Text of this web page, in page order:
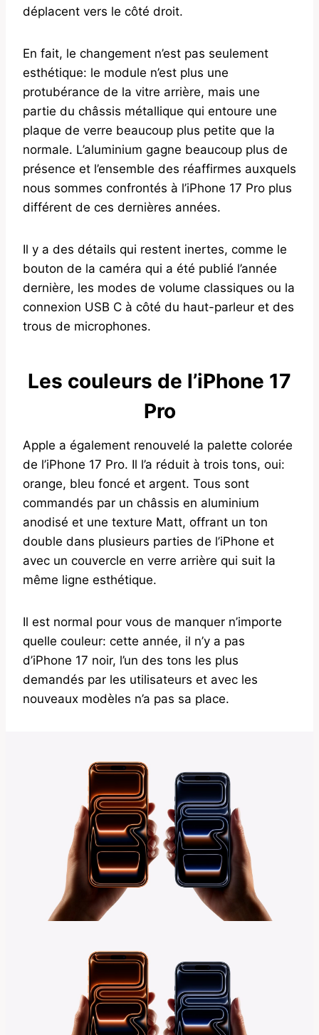
déplacent vers le côté droit.
En fait, le changement n’est pas seulement
esthétique: le module n’est plus une
protubérance de la vitre arrière, mais une
partie du châssis métallique qui entoure une
plaque de verre beaucoup plus petite que la
normale. L’aluminium gagne beaucoup plus de
présence et l’ensemble des réaffirmes auxquels
nous sommes confrontés à l’iPhone 17 Pro plus
différent de ces dernières années.
Il y a des détails qui restent inertes, comme le
bouton de la caméra qui a été publié l’année
dernière, les modes de volume classiques ou la
connexion USB C à côté du haut-parleur et des
trous de microphones.
Les couleurs de l’iPhone 17
Pro
Apple a également renouvelé la palette colorée
de l’iPhone 17 Pro. Il l’a réduit à trois tons, oui:
orange, bleu foncé et argent. Tous sont
commandés par un châssis en aluminium
anodisé et une texture Matt, offrant un ton
double dans plusieurs parties de l’iPhone et
avec un couvercle en verre arrière qui suit la
même ligne esthétique.
Il est normal pour vous de manquer n’importe
quelle couleur: cette année, il n’y a pas
d’iPhone 17 noir, l’un des tons les plus
demandés par les utilisateurs et avec les
nouveaux modèles n’a pas sa place.